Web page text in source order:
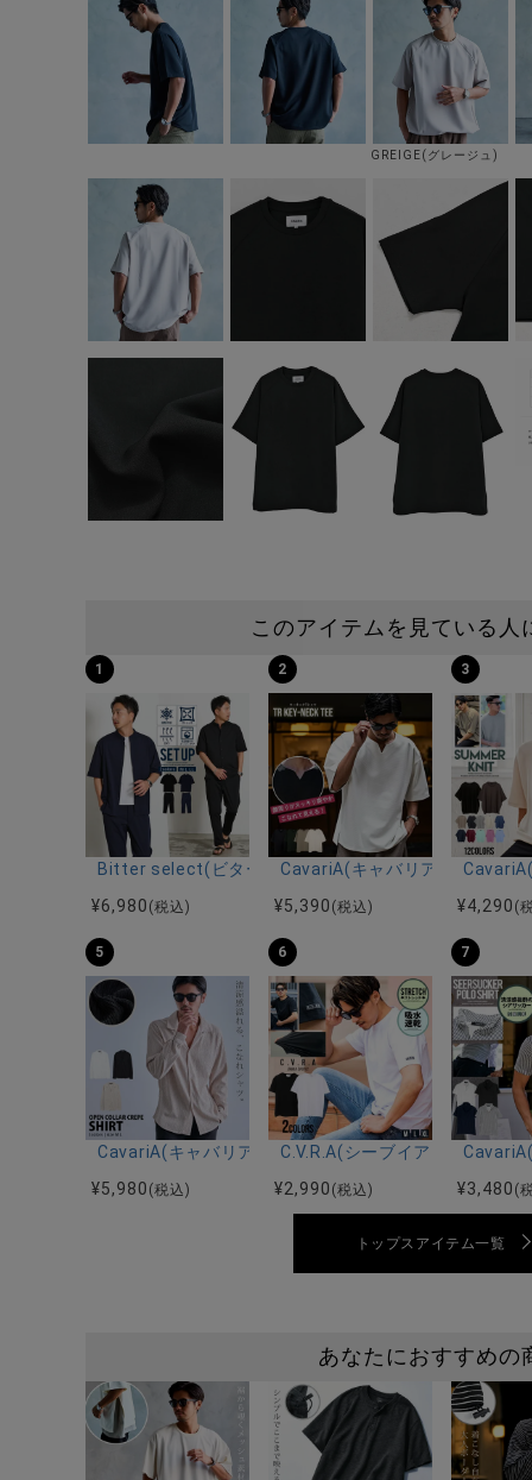
GREIGE(グレージュ)
このアイテムを見ている人
1
Bitter select(ビターセレクト)接触冷感スーパースト
¥6,980 (税込)
2
CavariA(キャバリア)キーネッ
¥5,390 (税込)
3
¥4,290 (
5
CavariA(キャバリア)オープンカラー楊柳シャツ/全3色
¥5,980 (税込)
6
C.V.R.A(シーブイアールエー)
¥2,990 (税込)
7
¥3,480 (
トップスアイテム一覧
あなたにおすすめの